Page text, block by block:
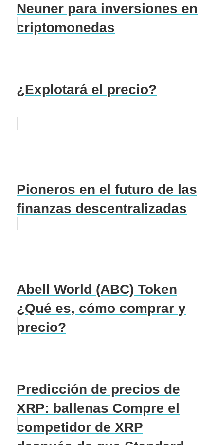
Neuner para inversiones en
criptomonedas
¿Explotará el precio?
Pioneros en el futuro de las
finanzas descentralizadas
Abell World (ABC) Token
¿Qué es, cómo comprar y
precio?
Predicción de precios de
XRP: ballenas Compre el
competidor de XRP